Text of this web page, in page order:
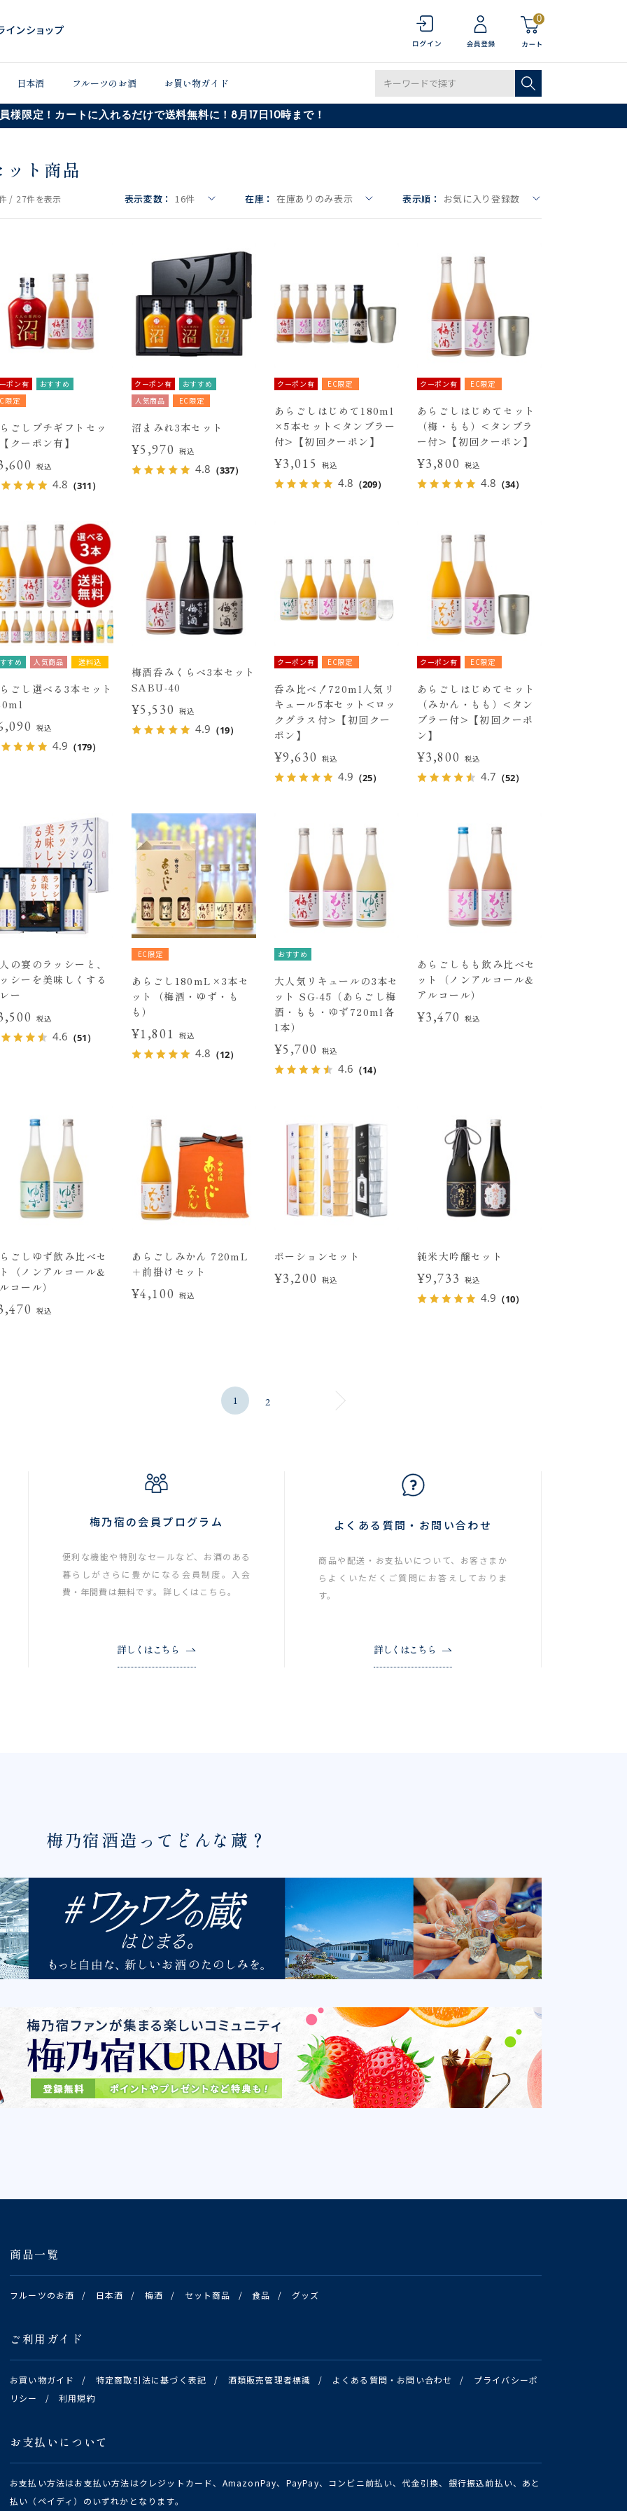
0
日本酒 フルーツのお酒 お買い物ガイド
様限定！カートに入れるだけで送料無料に！8月17日10時まで！
ット商品
/ 27件を表示 表示変数： 16件 在庫： 在庫ありのみ表示 表示順： お気に入り登録数
ポン有
おすすめ
限定
ごしプチギフトセッ
クーポン有】
税込
4.8 （311）
クーポン有
おすすめ
人気商品
EC限定
沼まみれ3本セット
¥5,970 税込
4.8 （337）
クーポン有 EC限定
あらごしはじめて180ml
×5本セット<タンブラー
付>【初回クーポン】
¥3,015 税込
4.8 （209）
クーポン有 EC限定
あらごしはじめてセット
（梅・もも）<タンブラ
ー付>【初回クーポン】
¥3,800 税込
4.8 （34）
すめ 人気商品 送料込
ごし選べる3本セット
税込
4.9 （179）
梅酒呑みくらべ3本セット
SABU-40
¥5,530 税込
4.9 （19）
クーポン有 EC限定
呑み比べ！720ml人気リ
キュール5本セット<ロッ
クグラス付>【初回クー
ポン】
¥9,630 税込
4.9 （25）
クーポン有 EC限定
あらごしはじめてセット
（みかん・もも）<タン
ブラー付>【初回クーポ
ン】
¥3,800 税込
4.7 （52）
の宴のラッシーと、
シーを美味しくする
ー
税込
4.6 （51）
EC限定
あらごし180mL×3本セ
ット（梅酒・ゆず・も
も）
¥1,801 税込
4.8 （12）
おすすめ
大人気リキュールの3本セ
ット SG-45（あらごし梅
酒・もも・ゆず720ml各
1本）
¥5,700 税込
4.6 （14）
あらごしもも飲み比べセ
ット（ノンアルコール&
アルコール）
¥3,470 税込
ごしゆず飲み比べセ
（ノンアルコール&
コール）
税込
あらごしみかん 720mL
＋前掛けセット
¥4,100 税込
ポーションセット
¥3,200 税込
純米大吟醸セット
¥9,733 税込
4.9 （10）
1 2
梅乃宿の会員プログラム
便利な機能や特別なセールなど、お酒のある
暮らしがさらに豊かになる会員制度。入会
費・年間費は無料です。詳しくはこちら。
詳しくはこちら
よくある質問・お問い合わせ
商品や配送・お支払いについて、お客さまか
らよくいただくご質問にお答えしておりま
す。
詳しくはこちら
梅乃宿酒造ってどんな蔵？
商品一覧
フルーツのお酒 / 日本酒 / 梅酒 / セット商品 / 食品 / グッズ
ご利用ガイド
お買い物ガイド / 特定商取引法に基づく表記 / 酒類販売管理者標識 / よくある質問・お問い合わせ /
プライバシーポ
リシー
/ 利用規約
お支払いについて
お支払い方法はお支払い方法はクレジットカード、AmazonPay、PayPay、コンビニ前払い、代金引換、銀行振込前払い、あと
払い（ペイディ）のいずれかとなります。